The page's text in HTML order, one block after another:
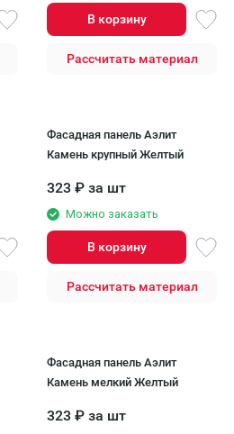
В корзину
Рассчитать материал
Фасадная панель Аэлит
Камень крупный Желтый
323 ₽ за шт
Можно заказать
В корзину
Рассчитать материал
Фасадная панель Аэлит
Камень мелкий Желтый
323 ₽ за шт